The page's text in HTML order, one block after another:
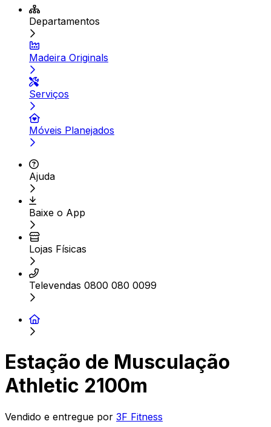
Departamentos
Madeira Originals
Serviços
Móveis Planejados
Ajuda
Baixe o App
Lojas Físicas
Televendas 0800 080 0099
Estação de Musculação
Athletic 2100m
Vendido e entregue por 3F Fitness